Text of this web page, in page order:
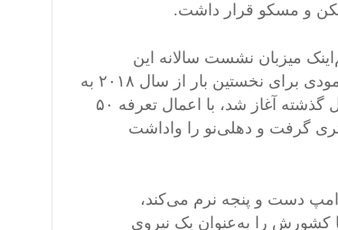
پکن و مسکو قرار داشت.
میزبان نشست سالانه این
سازمان است و جمعی از رهبران منطقه و فراتر از آن در آن حضور یافته‌اند. مودی برای نخستین بار از سال ۲۰۱۸ به
چین سفر کرده است؛ در حالی که روند نزدیکی مجدد هند و چین که اواخر سال گذشته آغاز شد، با اعمال تعرفه ۵۰
گرفت و دهلی‌نو را واداشت
دست و پنجه نرم می‌کند،
کشورش را به‌عنوان یک نیروی